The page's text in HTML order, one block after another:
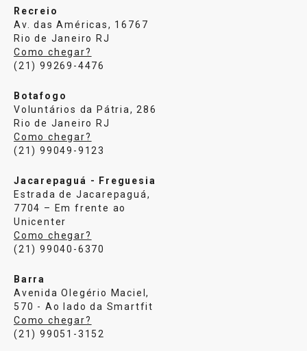
Recreio
Av. das Américas, 16767
Rio de Janeiro RJ
Como chegar?
(21) 99269-4476
Botafogo
Voluntários da Pátria, 286
Rio de Janeiro RJ
Como chegar?
(21) 99049-9123
Jacarepaguá - Freguesia
Estrada de Jacarepaguá,
7704 – Em frente ao
Unicenter
Como chegar?
(21) 99040-6370
Barra
Avenida Olegério Maciel,
570 - Ao lado da Smartfit
Como chegar?
(21) 99051-3152